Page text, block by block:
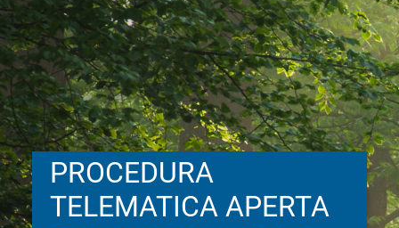
PROCEDURA
TELEMATICA APERTA